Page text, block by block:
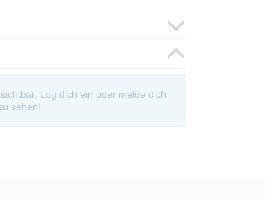
gegen 20:30 Uhr, auf eine Absage
Log dich ein oder melde dich
sehen!